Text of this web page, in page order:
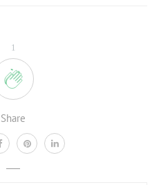
1
Share